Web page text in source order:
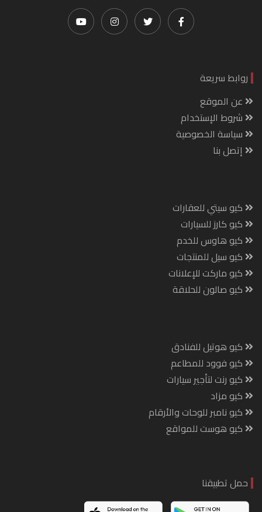
روابط سريعة
عن الموقع
شروط الإستخدام
سياسة الخصوصية
إتصل بنا
كيو سيتي للعقارات
كيو كارز للسيارات
كيو هاوس للخدم
كيو سيل للمنتجات
كيو ماركت للإعلانات
كيو صالون للحلاقة
كيو هوتيل للفنادق
كيو فوود للمطاعم
كيو رنت لتأجير سيارات
كيو مزاد
كيو نامبر للوحات والأرقام
كيو هوست للمواقع
حمل تطبيقنا